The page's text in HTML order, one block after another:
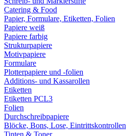
Catering & Food
Papier, Formulare, Etiketten, Folien
Papiere weiß
Papiere farbig
Strukturpapiere
Motivpapiere
Formulare
Plotterpapiere und -folien
Additions- und Kassarollen
Etiketten
Etiketten PCL3
Folien
Durchschreibpapiere
Blöcke, Bons, Lose, Eintrittskontrollen